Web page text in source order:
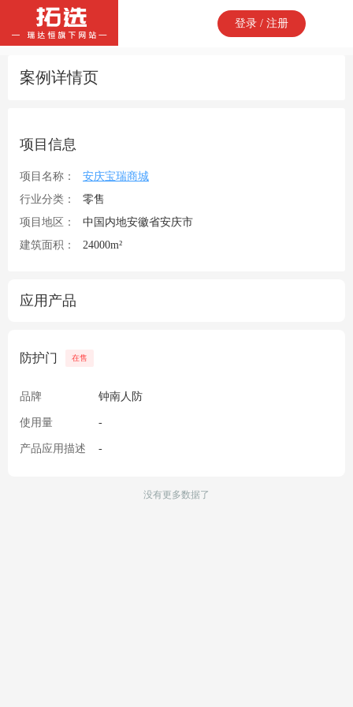
登录 / 注册
案例详情页
项目信息
项目名称：
安庆宝瑞商城
行业分类：
零售
项目地区：
中国内地安徽省安庆市
建筑面积：
24000m²
应用产品
防护门 在售
品牌 钟南人防
使用量 -
产品应用描述 -
没有更多数据了